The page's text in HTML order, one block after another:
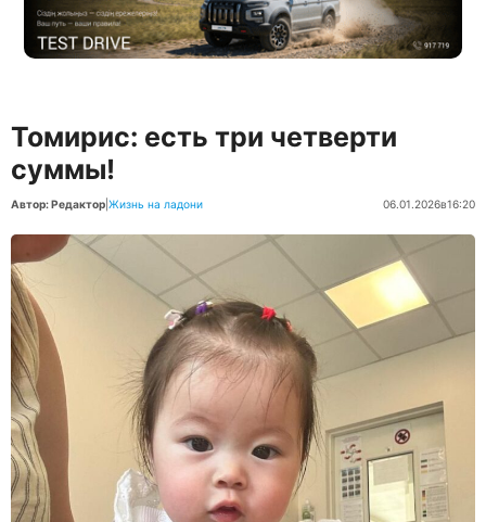
Томирис: есть три четверти
суммы!
Автор: Редактор Жизнь на ладони 06.01.2026в16:20